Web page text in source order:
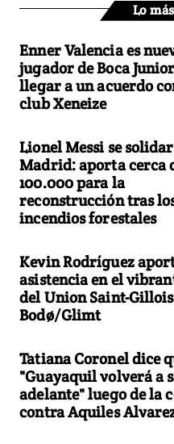
Lo
Enner Valencia es
jugador de Boca
llegar a un acuerdo
club Xeneize
Lionel Messi se
Madrid: aporta cerca
100.000 para la
reconstrucción tras
incendios forestales
Kevin Rodríguez
asistencia en el
del Union Saint-
Bodø/Glimt
Tatiana Coronel dice
"Guayaquil volverá a
adelante" luego de la
contra Aquiles